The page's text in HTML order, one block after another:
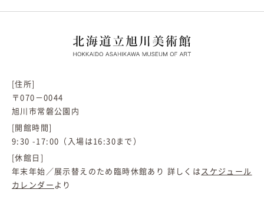
[住所]
〒070－0044
旭川市常磐公園内
[開館時間]
9:30 -17:00（入場は16:30まで）
[休館日]
年末年始／展示替えのため臨時休館あり 詳しくは スケジュール
カレンダーより